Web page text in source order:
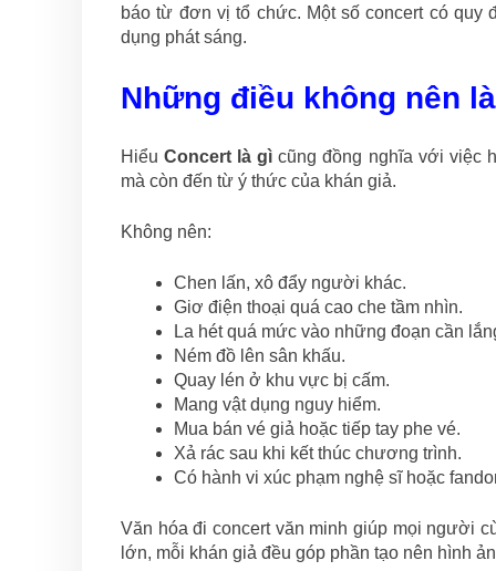
báo từ đơn vị tổ chức. Một số concert có quy
dụng phát sáng.
Những điều không nên
HiểuConcert là gì cũng đồng nghĩa với việc
mà còn đến từ ý thức của khán giả.
Không nên:
Chen lấn, xô đẩy người khác.
Giơ điện thoại quá cao che tầm nhìn.
La hét quá mức vào những đoạn cần
Ném đồ lên sân khấu.
Quay lén ở khu vực bị cấm.
Mang vật dụng nguy hiểm.
Mua bán vé giả hoặc tiếp tay phe vé.
Xả rác sau khi kết thúc chương trình.
Có hành vi xúc phạm nghệ sĩ hoặc
Văn hóa đi concert văn minh giúp mọi người
lớn, mỗi khán giả đều góp phần tạo nên hình